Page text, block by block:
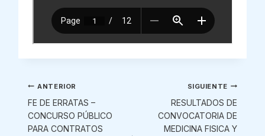
Navegación
de
ANTERIOR
FE DE ERRATAS –
CONCURSO PÚBLICO
PARA CONTRATOS
SIGUIENTE
RESULTADOS DE
CONVOCATORIA DE
MEDICINA FISICA Y